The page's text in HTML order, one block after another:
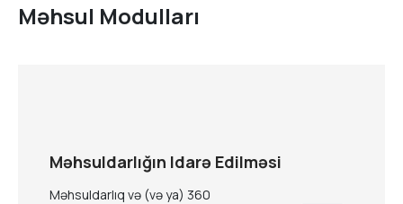
Məhsul Modulları
Məhsuldarlığın Idarə Edilməsi
Məhsuldarlıq və (və ya) 360